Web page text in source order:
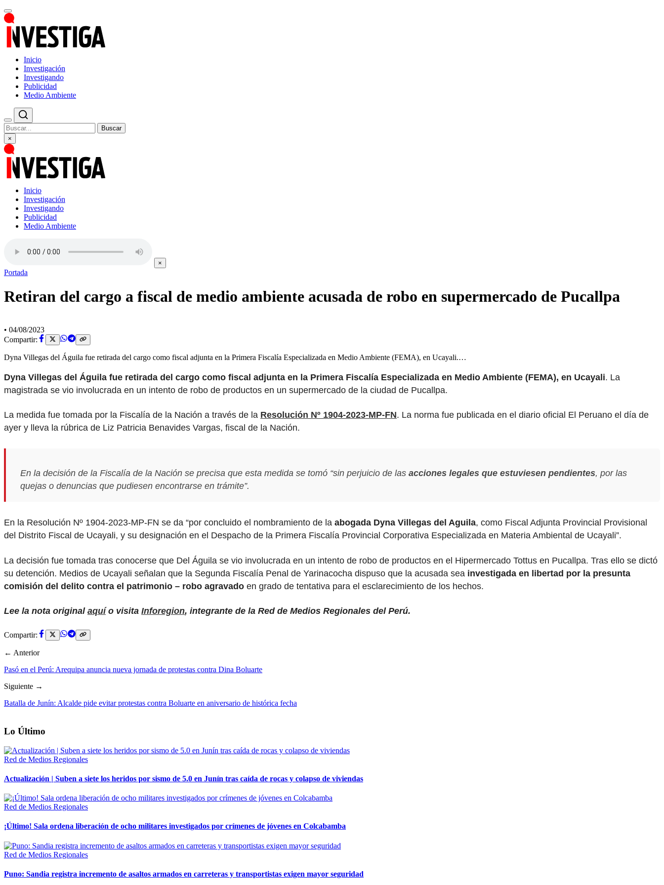
Inicio
Investigación
Investigando
Publicidad
Medio Ambiente
Buscar
×
Inicio
Investigación
Investigando
Publicidad
Medio Ambiente
×
Portada
Retiran del cargo a fiscal de medio ambiente acusada de robo en supermercado de Pucallpa
• 04/08/2023
Compartir:
Dyna Villegas del Águila fue retirada del cargo como fiscal adjunta en la Primera Fiscalía Especializada en Medio Ambiente (FEMA), en Ucayali.…
Dyna Villegas del Águila fue retirada del cargo como fiscal adjunta en la Primera Fiscalía Especializada en Medio Ambiente (FEMA), en Ucayali. La
magistrada se vio involucrada en un intento de robo de productos en un supermercado de la ciudad de Pucallpa.
La medida fue tomada por la Fiscalía de la Nación a través de la Resolución Nº 1904-2023-MP-FN. La norma fue publicada en el diario oficial El Peruano el día de
ayer y lleva la rúbrica de Liz Patricia Benavides Vargas, fiscal de la Nación.
En la decisión de la Fiscalía de la Nación se precisa que esta medida se tomó “sin perjuicio de las acciones legales que estuviesen pendientes, por las
quejas o denuncias que pudiesen encontrarse en trámite”.
En la Resolución Nº 1904-2023-MP-FN se da “por concluido el nombramiento de la abogada Dyna Villegas del Aguila, como Fiscal Adjunta Provincial Provisional
del Distrito Fiscal de Ucayali, y su designación en el Despacho de la Primera Fiscalía Provincial Corporativa Especializada en Materia Ambiental de Ucayali”.
La decisión fue tomada tras conocerse que Del Águila se vio involucrada en un intento de robo de productos en el Hipermercado Tottus en Pucallpa. Tras ello se dictó
su detención. Medios de Ucayali señalan que la Segunda Fiscalía Penal de Yarinacocha dispuso que la acusada sea investigada en libertad por la presunta
comisión del delito contra el patrimonio – robo agravado en grado de tentativa para el esclarecimiento de los hechos.
Lee la nota original aquío visita Inforegion, integrante de la Red de Medios Regionales del Perú.
Compartir:
← Anterior
Pasó en el Perú: Arequipa anuncia nueva jornada de protestas contra Dina Boluarte
Siguiente →
Batalla de Junín: Alcalde pide evitar protestas contra Boluarte en aniversario de histórica fecha
Lo Último
Red de Medios Regionales
Actualización | Suben a siete los heridos por sismo de 5.0 en Junín tras caída de rocas y colapso de viviendas
Red de Medios Regionales
¡Último! Sala ordena liberación de ocho militares investigados por crímenes de jóvenes en Colcabamba
Red de Medios Regionales
Puno: Sandia registra incremento de asaltos armados en carreteras y transportistas exigen mayor seguridad